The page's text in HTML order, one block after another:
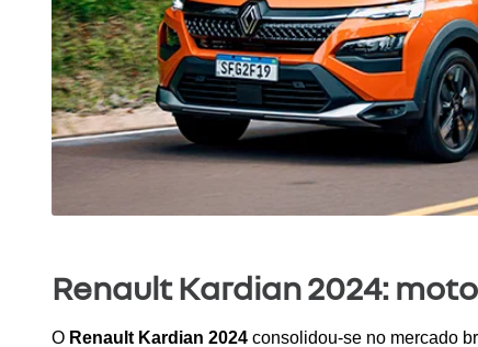
Renault Kardian 2024:
O Renault Kardian 2024 consolidou-se no mercado